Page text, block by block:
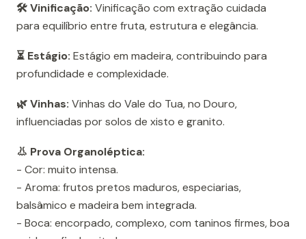
🛠️ Vinificação: Vinificação com extração cuidada
para equilíbrio entre fruta, estrutura e elegância.
⏳ Estágio: Estágio em madeira, contribuindo para
profundidade e complexidade.
🌿 Vinhas: Vinhas do Vale do Tua, no Douro,
influenciadas por solos de xisto e granito.
👃 Prova Organoléptica:
- Cor: muito intensa.
- Aroma: frutos pretos maduros, especiarias,
balsâmico e madeira bem integrada.
- Boca: encorpado, complexo, com taninos firmes, boa